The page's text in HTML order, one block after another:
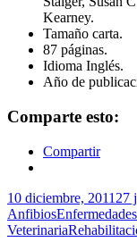
Kearney.
Tamaño carta.
87 páginas.
Idioma Inglés.
Año de
Comparte esto:
Compartir
10 diciembre, 2011 27
AnfibiosEnfermedades
Veterinaria